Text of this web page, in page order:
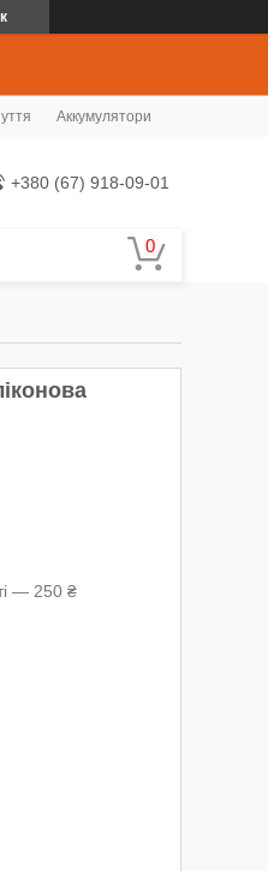
Аккумулятори
+380 (67) 918-09-01
— 250 ₴